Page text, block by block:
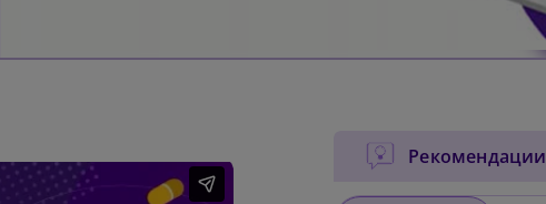
Рекомендации